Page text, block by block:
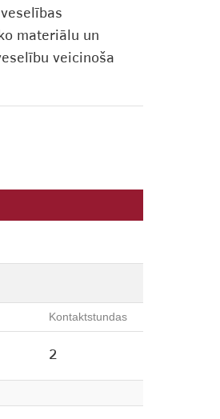
materiālu un
veicinoša
Kontaktstundas
2